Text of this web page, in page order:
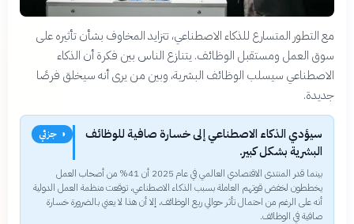
مع التطور المتسارع للذكاء الاصطناعي، تتزايد المخاوف بشأن تأثيره على
سوق العمل ومستقبل الوظائف. يتنازع الناس بين فكرة أن الذكاء
الاصطناعي سيسلب الوظائف البشرية، وبين من يرى أنه سيخلق فرصًا
جديدة.
سيؤدي الذكاء الاصطناعي إلى خسارة صافية للوظائف
البشرية بشكل كبير.
◑ جزئي
بينما قدر المنتدى الاقتصادي العالمي في عام 2025 أن 41% من أصحاب العمل
يخططون لخفض قوتهم العاملة بسبب الذكاء الاصطناعي، توقعت منظمة العمل الدولية
أنه على الرغم من احتمال تأثر حوالي ربع الوظائف، إلا أن هذا لا يعني بالضرورة خسارة
صافية في الوظائف.